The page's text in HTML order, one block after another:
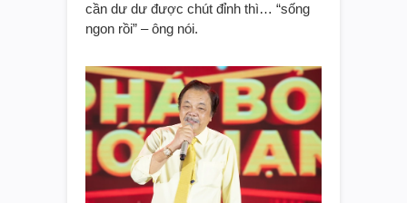
cần dư dư được chút đỉnh thì… “sống
ngon rồi” – ông nói.